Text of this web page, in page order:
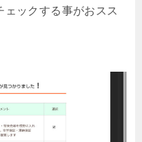
ェックする事がおスス